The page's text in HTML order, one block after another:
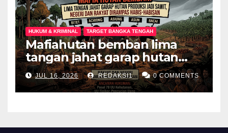
HUKUM & KRIMINAL TARGET BANGKA TENGAH
Mafiahutan bemban lima
tangan jahat garap hutan
produksi jadi perkebunan
sawit negeri dan rakyat
dirampas habis habisan
JUL 16, 2026 REDAKSI1 0 COMMENTS